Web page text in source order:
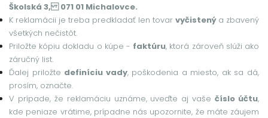
Školská 3, 071 01 Michalovce.
K reklamácii je treba predkladať len tovar vyčistený a zbavený
všetkých nečistôt.
Priložte kópiu dokladu o kúpe - faktúru, ktorá zároveň slúži ako
záručný list.
Ďalej priložte definíciu vady, poškodenia a miesto, ak sa dá,
prosím, označte.
V prípade, že reklamáciu uznáme, uveďte aj vašečíslo účtu,
kde peniaze vrátime, prípadne nás upozornite, že máte záujem